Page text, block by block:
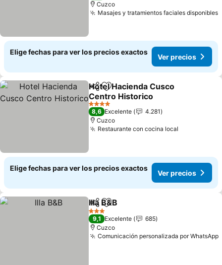
Cuzco
Masajes y tratamientos faciales disponibles
Elige fechas para ver los precios exactos
Ver precios
CompartirAgregar a favoritos
Hotel Hacienda Cusco
Centro Historico
Ver precios
4 Estrellas
8,6 Excelente
4.281
Cuzco
Restaurante con cocina local
Elige fechas para ver los precios exactos
Ver precios
CompartirAgregar a favoritos
Illa B&B
3 Estrellas
9,1 Excelente
685
Cuzco
Comunicación personalizada por WhatsApp